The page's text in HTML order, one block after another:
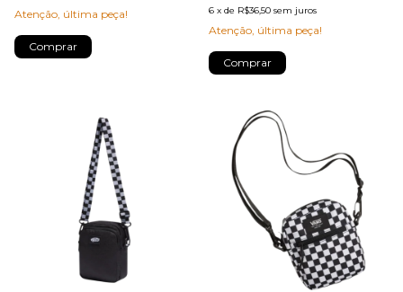
Atenção, última peça!
Comprar
6 x de R$36,50 sem juros
Atenção, última peça!
Comprar